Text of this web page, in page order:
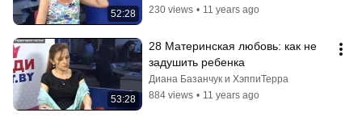
52:28
230 views • 11 years ago
53:28
28 Материнская любовь: как не
задушить ребенка
Диана Базанчук и ХэппиТерра
884 views • 11 years ago